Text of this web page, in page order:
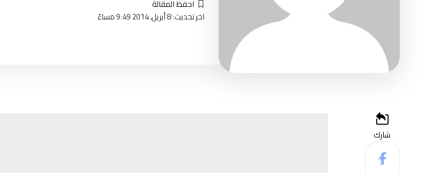
اخر تحديث: 8 أبريل, 2014 9:49 مساءً
شارك